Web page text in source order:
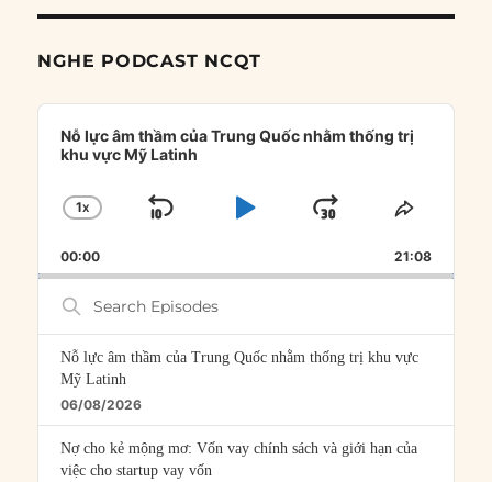
NGHE PODCAST NCQT
Audio
Player
Nỗ lực âm thầm của Trung Quốc nhằm thống trị
khu vực Mỹ Latinh
CHANGE
RATE
1X
SKIP
PLAYJUMP
FORWARD
SHARE
00:00 21:08
Search
Episodes
Nỗ lực âm thầm của Trung Quốc nhằm thống trị khu vực
Mỹ Latinh
06/08/2026
Nợ cho kẻ mộng mơ: Vốn vay chính sách và giới hạn của
việc cho startup vay vốn